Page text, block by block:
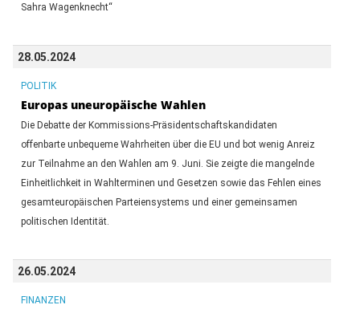
Sahra Wagenknecht“
28.05.2024
POLITIK
Europas uneuropäische Wahlen
Die Debatte der Kommissions-Präsidentschaftskandidaten
offenbarte unbequeme Wahrheiten über die EU und bot wenig Anreiz
zur Teilnahme an den Wahlen am 9. Juni. Sie zeigte die mangelnde
Einheitlichkeit in Wahlterminen und Gesetzen sowie das Fehlen eines
gesamteuropäischen Parteiensystems und einer gemeinsamen
politischen Identität.
26.05.2024
FINANZEN